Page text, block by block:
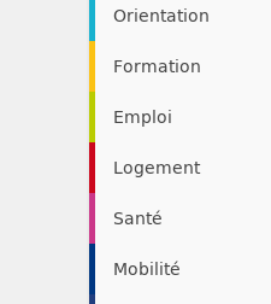
Orientation
Formation
Emploi
Logement
Santé
Mobilité